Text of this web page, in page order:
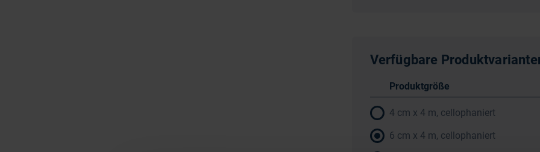
Verfügbare
Produktgröße
4 cm x 4 m, cellophaniert
6 cm x 4 m, cellophaniert